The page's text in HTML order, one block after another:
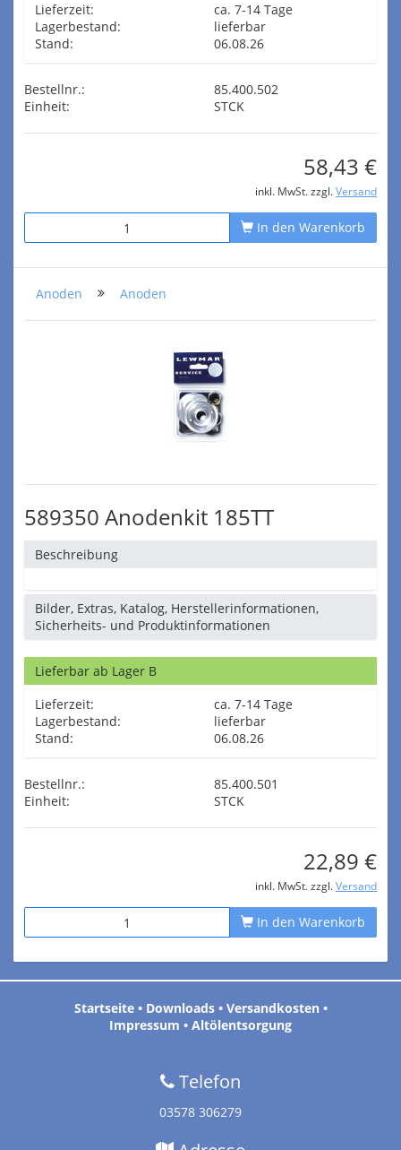
Lieferzeit:
ca. 7-14 Tage
Lagerbestand:
lieferbar
Stand:
06.08.26
Bestellnr.:
85.400.502
Einheit:
STCK
58,43 €
inkl. MwSt. zzgl. Versand
In den Warenkorb
Anoden Anoden
589350 Anodenkit 185TT
Beschreibung
Bilder, Extras, Katalog, Herstellerinformationen,
Sicherheits- und Produktinformationen
Lieferbar ab Lager B
Lieferzeit:
ca. 7-14 Tage
Lagerbestand:
lieferbar
Stand:
06.08.26
Bestellnr.:
85.400.501
Einheit:
STCK
22,89 €
inkl. MwSt. zzgl. Versand
In den Warenkorb
Startseite• Downloads• Versandkosten•
Impressum • Altölentsorgung
Telefon
03578 306279